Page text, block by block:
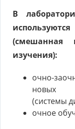
В
(смешанная
изучения):
очно-
новых
(системы
очное